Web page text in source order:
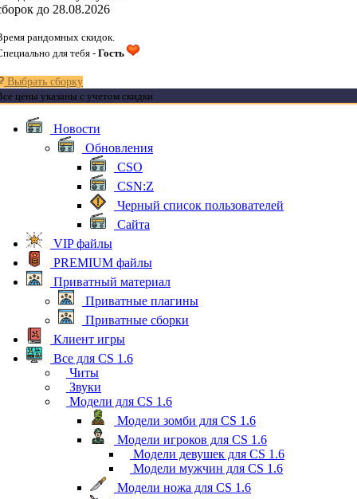
до 28.08.2026
рандомных скидок.
для тебя - Гость
Выбрать сборку
цены указаны с учетом скидки
Новости
Обновления
CSO
CSN:Z
Черный список пользователей
Сайта
VIP файлы
PREMIUM файлы
Приватный материал
Приватные плагины
Приватные сборки
Клиент игры
Все для CS 1.6
Читы
Звуки
Модели для CS 1.6
Модели зомби для CS 1.6
Модели игроков для CS 1.6
Модели девушек для CS 1.6
Модели мужчин для CS 1.6
Модели ножа для CS 1.6